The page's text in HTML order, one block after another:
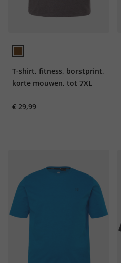
T-shirt, fitness, borstprint,
korte mouwen, tot 7XL
€ 29,99